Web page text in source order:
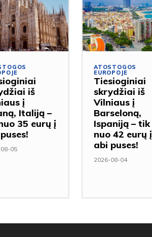
iš
į
Italiją –
35 eurų į
05
ATOSTOGOS
EUROPOJE
Tiesioginiai
skrydžiai iš
Vilniaus į
Barseloną,
Ispaniją – tik
nuo 42 eurų į
abi puses!
2026-08-04